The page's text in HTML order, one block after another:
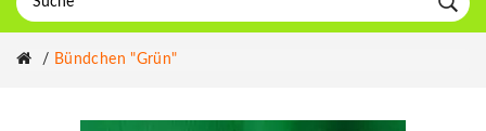
Bündchen "grün"